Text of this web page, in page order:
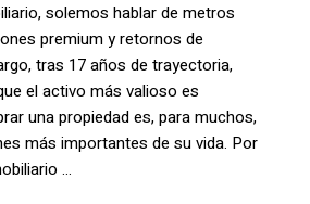
solemos hablar de metros
premium y retornos de
tras 17 años de trayectoria,
el activo más valioso es
una propiedad es, para muchos,
más importantes de su vida. Por
…